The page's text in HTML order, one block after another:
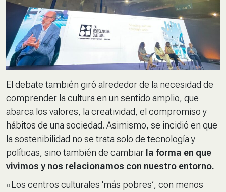
El debate también giró alrededor de la necesidad de
comprender la cultura en un sentido amplio, que
abarca los valores, la creatividad, el compromiso y
hábitos de una sociedad. Asimismo, se incidió en que
la sostenibilidad no se trata solo de tecnología y
políticas, sino también de cambiar la forma en que
vivimos y nos relacionamos con nuestro entorno.
«Los centros culturales ‘más pobres’, con menos